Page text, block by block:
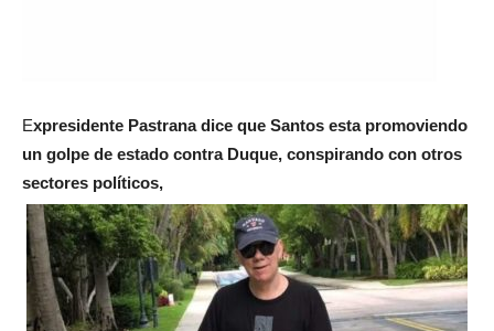
Expresidente Pastrana dice que Santos esta promoviendo
un golpe de estado contra Duque, conspirando con otros
sectores políticos,